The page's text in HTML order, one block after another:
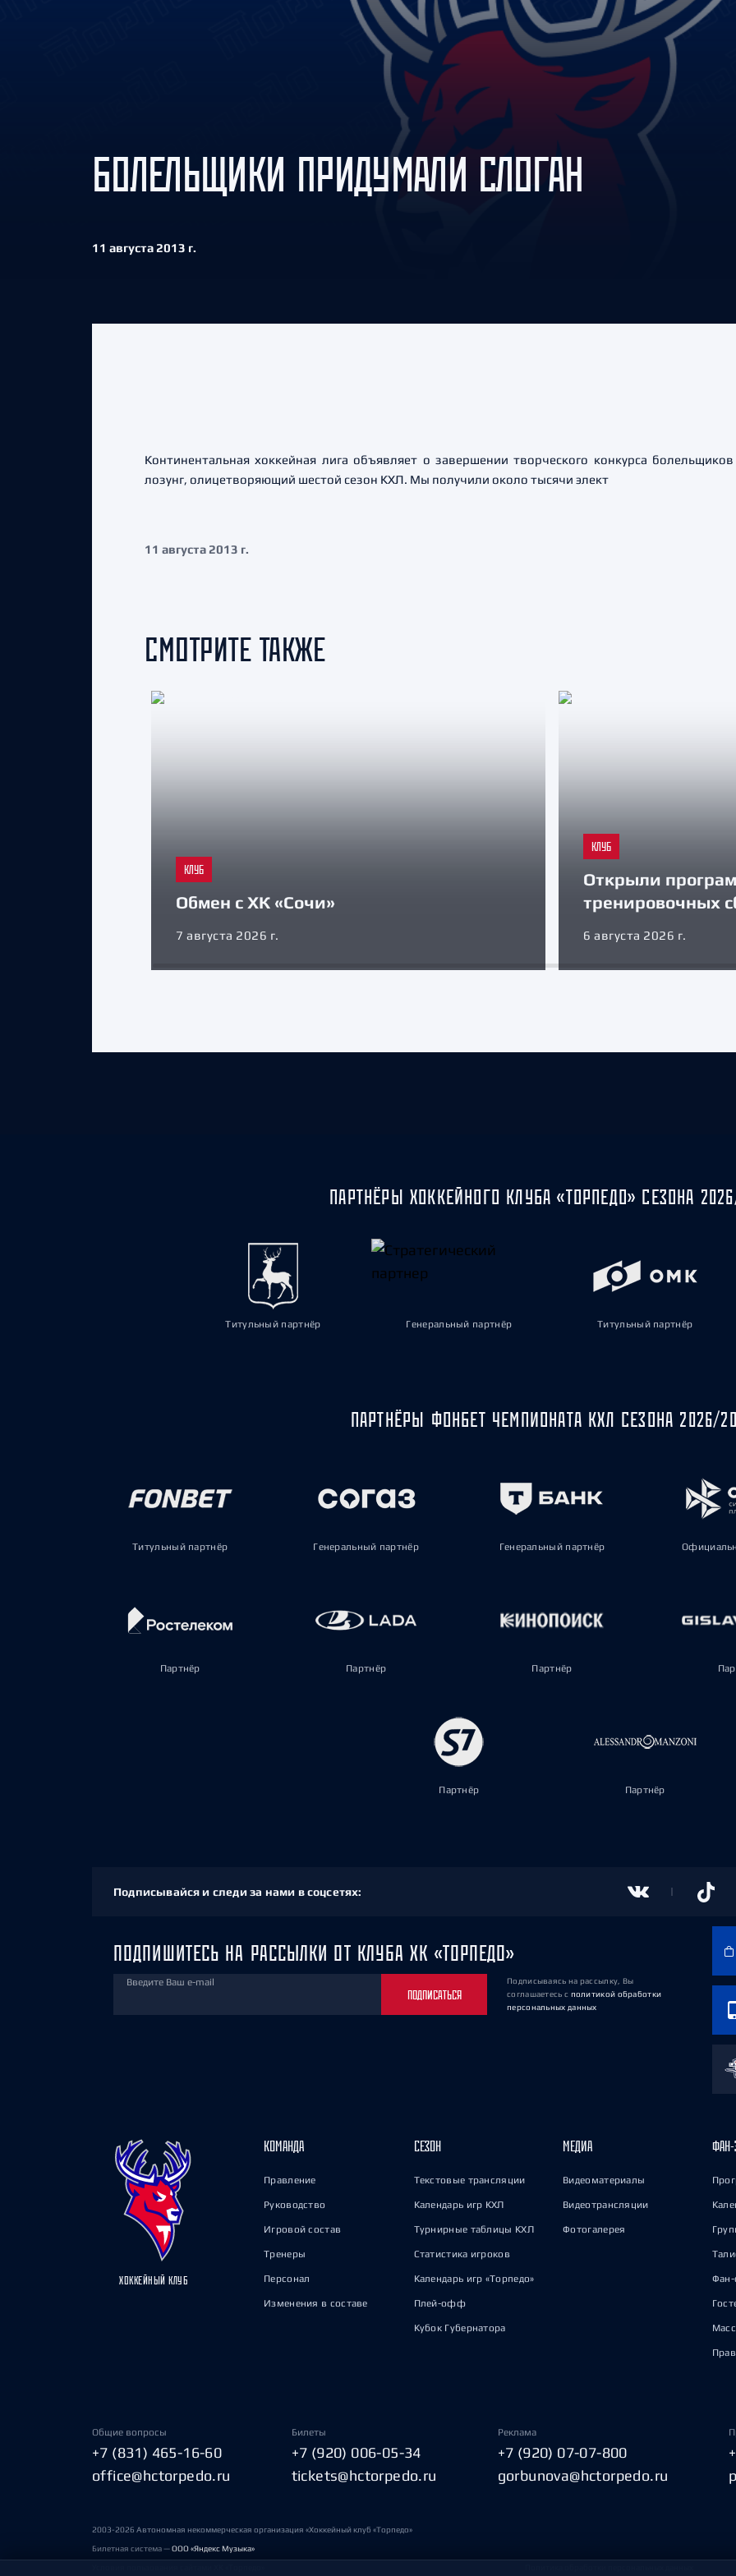
Амур
Барыс
Салават Юлаев
Сибирь
БОЛЕЛЬЩИКИ ПРИДУМАЛИ СЛОГАН
11 августа 2013 г.
Континентальная хоккейная лига объявляет о завершении творческого конкурса
лозунг, олицетворяющий шестой сезон КХЛ. Мы получили около тысячи элект
11 августа 2013 г.
СМОТРИТЕ ТАКЖЕ
КЛУБ
Обмен с ХК «Сочи»
7 августа 2026 г.
КЛУБ
Открыли
тренировочных
6 августа 2026 г.
ПАРТНЁРЫ ХОККЕЙНОГО КЛУБА «ТОРПЕДО» СЕЗОНА
Титульный партнёр Генеральный партнёр Титульный партнёр
ПАРТНЁРЫ ФОНБЕТ ЧЕМПИОНАТА КХЛ СЕЗОНА 2026/
Титульный партнёр Генеральный партнёр Генеральный партнёр
Партнёр Партнёр Партнёр
Партнёр Партнёр
Подписывайся и следи за нами в соцсетях:
ПОДПИШИТЕСЬ НА РАССЫЛКИ ОТ КЛУБА ХК «ТОРПЕДО»
Введите Ваш e-mail
ПОДПИСАТЬСЯ
Подписываясь на рассылку, Вы
соглашаетесь с политикой обработки
персональных данных
ХОККЕЙНЫЙ КЛУБ
КОМАНДА
Правление
Руководство
Игровой состав
Тренеры
Персонал
Изменения в составе
СЕЗОН
Текстовые трансляции
Календарь игр КХЛ
Турнирные таблицы КХЛ
Статистика игроков
Календарь игр «Торпедо»
Плей-офф
Кубок Губернатора
МЕДИА
Видеоматериалы
Видеотрансляции
Фотогалерея
ФАН-
Фан-
Общие вопросы
+7 (831) 465-16-60
office@hctorpedo.ru
Билеты
+7 (920) 006-05-34
tickets@hctorpedo.ru
Реклама
+7 (920) 07-07-800
gorbunova@hctorpedo.ru
2003-2026 Автономная некоммерческая организация «Хоккейный клуб «Торпедо»
Билетная система —ООО «Яндекс Музыка»